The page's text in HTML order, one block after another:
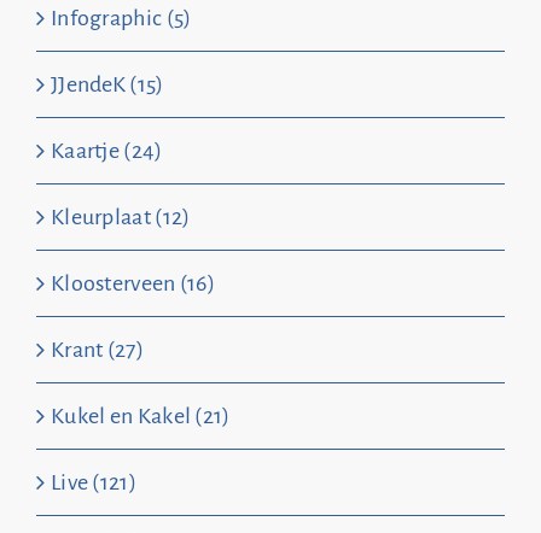
Infographic (5)
JJendeK (15)
Kaartje (24)
Kleurplaat (12)
Kloosterveen (16)
Krant (27)
Kukel en Kakel (21)
Live (121)